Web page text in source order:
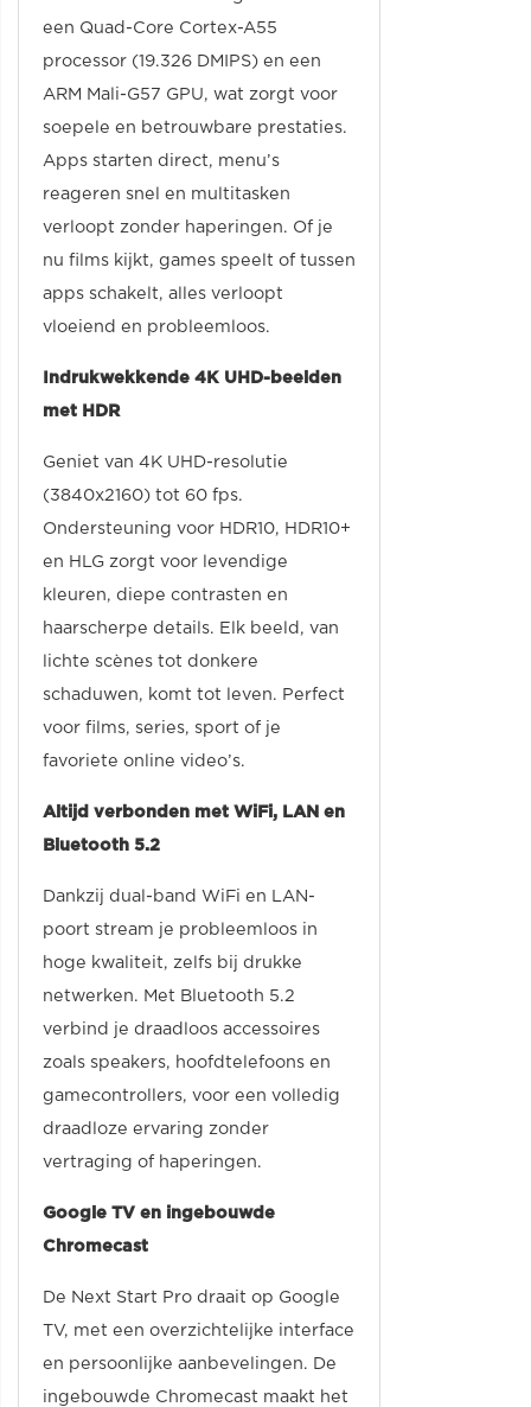
een Quad-Core Cortex-A55
processor (19.326 DMIPS) en een
ARM Mali-G57 GPU, wat zorgt voor
soepele en betrouwbare prestaties.
Apps starten direct, menu’s
reageren snel en multitasken
verloopt zonder haperingen. Of je
nu films kijkt, games speelt of tussen
apps schakelt, alles verloopt
vloeiend en probleemloos.
Indrukwekkende 4K UHD-beelden
met HDR
Geniet van 4K UHD-resolutie
(3840x2160) tot 60 fps.
Ondersteuning voor HDR10, HDR10+
en HLG zorgt voor levendige
kleuren, diepe contrasten en
haarscherpe details. Elk beeld, van
lichte scènes tot donkere
schaduwen, komt tot leven. Perfect
voor films, series, sport of je
favoriete online video’s.
Altijd verbonden met WiFi, LAN en
Bluetooth 5.2
Dankzij dual-band WiFi en LAN-
poort stream je probleemloos in
hoge kwaliteit, zelfs bij drukke
netwerken. Met Bluetooth 5.2
verbind je draadloos accessoires
zoals speakers, hoofdtelefoons en
gamecontrollers, voor een volledig
draadloze ervaring zonder
vertraging of haperingen.
Google TV en ingebouwde
Chromecast
De Next Start Pro draait op Google
TV, met een overzichtelijke interface
en persoonlijke aanbevelingen. De
ingebouwde Chromecast maakt het